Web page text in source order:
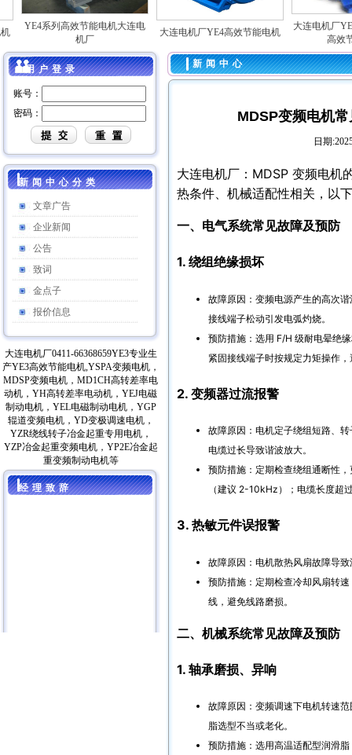
YE4系列高效节能电机大连电
大连电机厂YE4高效节能电机
大连电机厂YE3
高效节能
用户登录
账号：
密码：
新闻中心分类
文章广告
企业新闻
公告
致词
金点子
报价信息
大连电机厂0411-66368659YE3专业生
产YE3高效节能电机,YSPA变频电机，
MDSP变频电机，MD1CH高转差率电
动机，YH高转差率电动机，YEJ电磁
制动电机，YEL电磁制动电机，YGP
辊道变频电机，YD变极调速电机，
YZR绕线转子冶金起重专用电机，
YZP冶金起重变频电机，YP2E冶金起
重变频制动电机等
经理致辞
新闻中心
MDSP变频电机
日期
大连电机厂：MDSP 变频电机
热条件、机械适配性相关，以
一、电气系统常见故障及预防
1. 绕组绝缘损坏
故障原因：变频电源产生的高次
接线端子松动引发电弧灼烧。
预防措施：选用 F/H 级耐电晕绝
紧固接线端子时按规定力矩操作
2. 变频器过流报警
故障原因：电机定子绕组短路、
电缆过长导致谐波放大。
预防措施：定期检查绕组通断性
（建议 2-10kHz）；电缆长度超
3. 热敏元件误报警
故障原因：电机散热风扇故障导
预防措施：定期检查冷却风扇转
线，避免线路磨损。
二、机械系统常见故障及预防
1. 轴承磨损、异响
故障原因：变频调速下电机转速
脂选型不当或老化。
预防措施：选用高温适配型润